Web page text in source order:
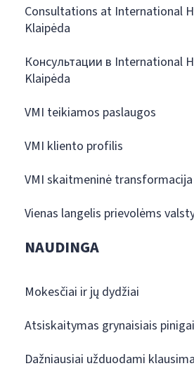
Consultations at International
Klaipėda
Консультации в International
Klaipėda
VMI teikiamos paslaugos
VMI kliento profilis
VMI skaitmeninė transformacija
Vienas langelis prievolėms
NAUDINGA
Mokesčiai ir jų dydžiai
Atsiskaitymas grynaisiais
Dažniausiai užduodami